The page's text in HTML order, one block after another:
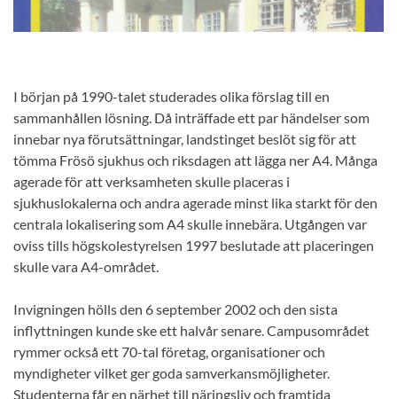
I början på 1990-talet studerades olika förslag till en
sammanhållen lösning. Då inträffade ett par händelser som
innebar nya förutsättningar, landstinget beslöt sig för att
tömma Frösö sjukhus och riksdagen att lägga ner A4. Många
agerade för att verksamheten skulle placeras i
sjukhuslokalerna och andra agerade minst lika starkt för den
centrala lokalisering som A4 skulle innebära. Utgången var
oviss tills högskolestyrelsen 1997 beslutade att placeringen
skulle vara A4-området.
Invigningen hölls den 6 september 2002 och den sista
inflyttningen kunde ske ett halvår senare. Campusområdet
rymmer också ett 70-tal företag, organisationer och
myndigheter vilket ger goda samverkansmöjligheter.
Studenterna får en närhet till näringsliv och framtida